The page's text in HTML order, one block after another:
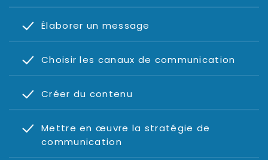
Élaborer un message
Choisir les canaux de communication
Créer du contenu
Mettre en œuvre la stratégie de
communication